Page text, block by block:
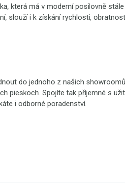
která má v moderní posilovně
slouží i k získání rychlosti,
do jednoho z našich
pieskoch. Spojíte tak příjemné s
i odborné poradenství.